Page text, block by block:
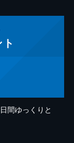
間ゆっくりと